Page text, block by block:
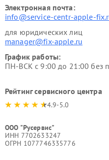
Электронная почта:
info@service-centr-apple-
для юридических лиц
manager@fix-apple.ru
График работы:
ПН-ВСК с 9:00 до 21:00 без
Рейтинг сервисного центра
4.9-5.0
ООО "Русервис"
ИНН 7702633247
ОГРН 1077746335776